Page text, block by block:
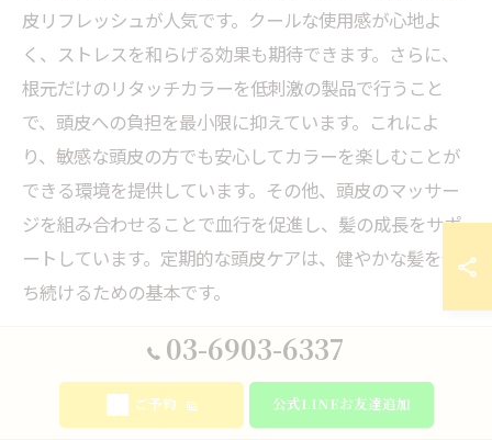
皮リフレッシュが人気です。クールな使用感が心地よ
く、ストレスを和らげる効果も期待できます。さらに、
根元だけのリタッチカラーを低刺激の製品で行うこと
で、頭皮への負担を最小限に抑えています。これによ
り、敏感な頭皮の方でも安心してカラーを楽しむことが
できる環境を提供しています。その他、頭皮のマッサー
ジを組み合わせることで血行を促進し、髪の成長をサポ
ートしています。定期的な頭皮ケアは、健やかな髪を保
ち続けるための基本です。
美容室でのヘッドスパ体験を選ぶ理由
ヘッドスパは、美容室での特別な体験として注目されて
います。特に板橋駅の美容室では、個室でのリラックス
03-6903-6337
ご予約 公式LINEお友達追加